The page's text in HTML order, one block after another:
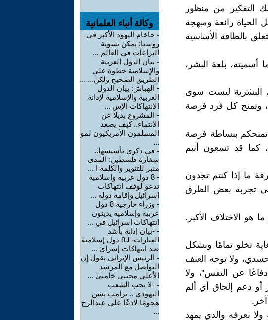
التفكير من منظور
الحياة رائعة ومبهجة
بالطاقة الأساسية
بلغة البشر،
البشرية ليست سوى
وتمنح كل فرد فرصة
تمنحكم ببساطة فرصة
كما قد تسعون أنتم
ما إذا كنتم تجدون
في تجربة بعض الطرق
هو الاختلاف الأكبر.
تخلو تمامًا وبشكل
ولا توجه العنف
عن النفس"، ولا
أو دعم إلحاق أي ألم
نعرفه والذي يمهد
وكالة أنباء العلمانية
- حاخام اليهود الأكبر في
روسيا: يمكن تسوية
النزاعات في العالم ...
- بيان الدول العربية
والإسلامية خطوة على
الطريق الصحيح ولكن... ...
- الهباش: بيان الدول
العربية والإسلامية لإدانة
الانتهاكات الإس ...
- المشروع بديلا عن
الانتماء.. كيف يصعد
المسلمون الأمريكيون لمو
...
- في ذكرى تأسيسها..
سفارة فلسطين: المدى
منبر للتنوير والكلمة ا ...
-
8 دول عربية وإسلامية
تدعو لوقف انتهاكات
إسرائيل وإقامة دولة ...
-
وزراء خارجية 8 دول
عربية وإسلامية يدينون
انتهاكات إسرائيل في ...
- -بيان إدانة بأشد
العبارات- لـ8 دول إسلامية
ضد انتهاكات إسرائ ...
- الرئيس الإيراني يقول إن
التواصل مع المرشد
الأعلى مجتبى خامنئ ...
- -لا يحب الشعب
اليهودي-.. ترامب يشن
هجومًا لاذعًا على عبدالرح
...